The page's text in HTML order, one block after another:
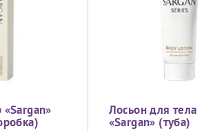
«Sargan»
Лосьон для тела
«Sargan» (туба)